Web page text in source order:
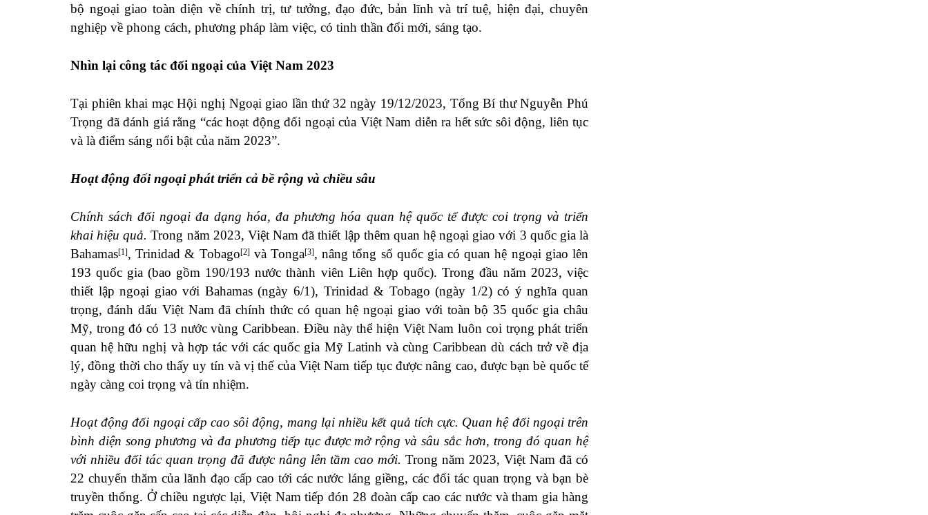
bộ ngoại giao toàn diện về chính trị, tư tưởng, đạo đức, bản lĩnh và trí tuệ, hiện đại, chuyên
nghiệp về phong cách, phương pháp làm việc, có tinh thần đổi mới, sáng tạo.
Nhìn lại công tác đối ngoại của Việt Nam 2023
Tại phiên khai mạc Hội nghị Ngoại giao lần thứ 32 ngày 19/12/2023, Tổng Bí thư Nguyễn Phú
Trọng đã đánh giá rằng “các hoạt động đối ngoại của Việt Nam diễn ra hết sức sôi động, liên tục
và là điểm sáng nổi bật của năm 2023”.
Hoạt động đối ngoại phát triển cả bề rộng và chiều sâu
Chính sách đối ngoại đa dạng hóa, đa phương hóa quan hệ quốc tế được coi trọng và triển
khai hiệu quả. Trong năm 2023, Việt Nam đã thiết lập thêm quan hệ ngoại giao với 3 quốc gia là
Bahamas [1] , Trinidad & Tobago [2] và Tonga[3] , nâng tổng số quốc gia có quan hệ ngoại giao lên
193 quốc gia (bao gồm 190/193 nước thành viên Liên hợp quốc). Trong đầu năm 2023, việc
thiết lập ngoại giao với Bahamas (ngày 6/1), Trinidad & Tobago (ngày 1/2) có ý nghĩa quan
trọng, đánh dấu Việt Nam đã chính thức có quan hệ ngoại giao với toàn bộ 35 quốc gia châu
Mỹ, trong đó có 13 nước vùng Caribbean. Điều này thể hiện Việt Nam luôn coi trọng phát triển
quan hệ hữu nghị và hợp tác với các quốc gia Mỹ Latinh và cùng Caribbean dù cách trở về địa
lý, đồng thời cho thấy uy tín và vị thế của Việt Nam tiếp tục được nâng cao, được bạn bè quốc tế
ngày càng coi trọng và tín nhiệm.
Hoạt động đối ngoại cấp cao sôi động, mang lại nhiều kết quả tích cực. Quan hệ đối ngoại trên
bình diện song phương và đa phương tiếp tục được mở rộng và sâu sắc hơn, trong đó quan hệ
với nhiều đối tác quan trọng đã được nâng lên tầm cao mới.Trong năm 2023, Việt Nam đã có
22 chuyến thăm của lãnh đạo cấp cao tới các nước láng giềng, các đối tác quan trọng và bạn bè
truyền thống. Ở chiều ngược lại, Việt Nam tiếp đón 28 đoàn cấp cao các nước và tham gia hàng